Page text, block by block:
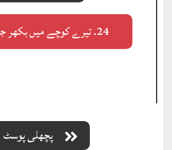
24۔ تیرے کوچے میں بکھر جاؤں اگر!
پچھلی پوسٹ